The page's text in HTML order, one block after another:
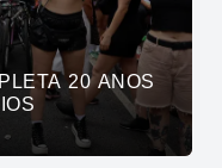
20 ANOS